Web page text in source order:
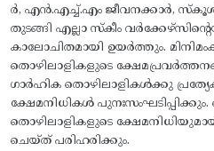
ര്‍, എന്‍.എച്ച്.എം ജീവനക്കാര്‍,
തുടങ്ങി എല്ലാ സ്കീം
കാലോചിതമായി ഉയര്‍ത്തും.
തൊഴിലാളികളുടെ
ഗാര്‍ഹിക തൊഴിലാളികള്‍ക്കു
ക്ഷേമനിധികള്‍
തൊഴിലാളികളുടെ
ചെയ്ത് പരിഹരിക്കും.